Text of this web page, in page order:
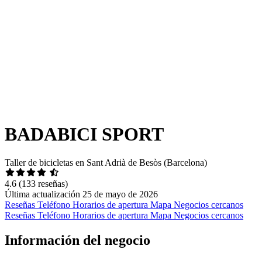
BADABICI SPORT
Taller de bicicletas en Sant Adrià de Besòs (Barcelona)
4.6 (133 reseñas)
Última actualización 25 de mayo de 2026
Reseñas Teléfono Horarios de apertura Mapa Negocios cercanos
Reseñas Teléfono Horarios de apertura Mapa Negocios cercanos
Información del negocio